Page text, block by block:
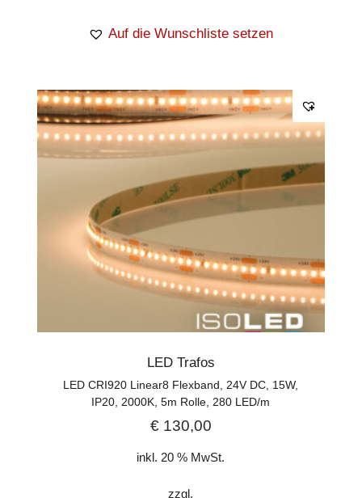
Auf die Wunschliste setzen
LED Trafos
LED CRI920 Linear8 Flexband, 24V DC, 15W,
IP20, 2000K, 5m Rolle, 280 LED/m
€130,00
inkl. 20 % MwSt.
zzgl.